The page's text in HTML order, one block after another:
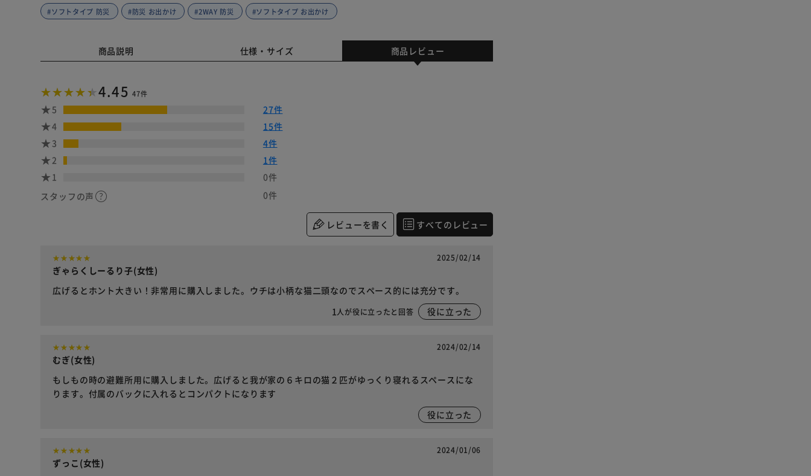
#ソフトタイプ 防災 #防災 お出かけ #2WAY 防災 #ソフトタイプ お出かけ
商品説明 仕様・サイズ 商品レビュー
4.45 47件
5
27件
4
15件
3
4件
2
1件
1
0件
スタッフの声
0件
レビューを書く すべてのレビュー
2025/02/14
ぎゃらくしーるり子(女性)
広げるとホント大きい！非常用に購入しました。ウチは小柄な猫二頭なのでスペース的には充分です。
1人が役に立ったと回答 役に立った
2024/02/14
むぎ(女性)
もしもの時の避難所用に購入しました。広げると我が家の６キロの猫２匹がゆっくり寝れるスペースにな
ります。付属のバックに入れるとコンパクトになります
役に立った
2024/01/06
ずっこ(女性)